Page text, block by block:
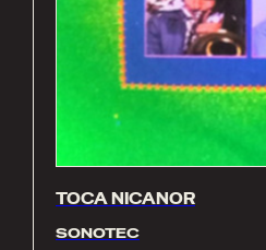
TOCA NICANOR
SONOTEC